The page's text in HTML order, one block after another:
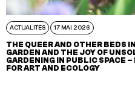
ACTUALITÉS 17 MAI 2026
THE QUEER AND OTHER BEDS
GARDEN AND THE JOY OF
GARDENING IN PUBLIC SPACE
FOR ART AND ECOLOGY